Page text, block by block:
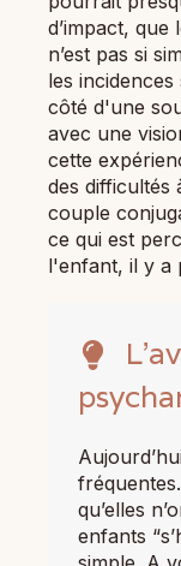
d’impact, que
n’est pas si
les
côté d'une
avec une
cette
des difficultés
couple
ce qui est
l'enfant, il y a
qu’elles
enfants